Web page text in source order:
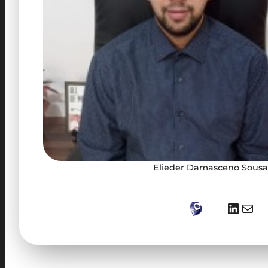
Elieder Damasceno Sousa
LinkedIn E-mail